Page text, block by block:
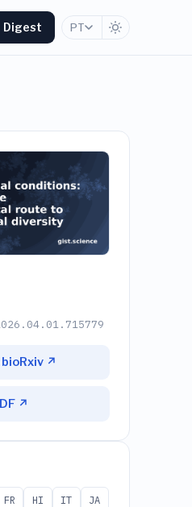
Digest PT
bioRxiv ↗
↗
FR HI IT
JA